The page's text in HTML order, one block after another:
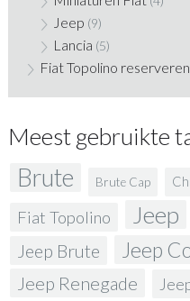
Jeep (9)
Lancia (5)
Fiat Topolino reserveren
Meest gebruikte
Brute Brute Cap
Fiat Topolino Jeep
Jeep Brute Jeep
Jeep Renegade